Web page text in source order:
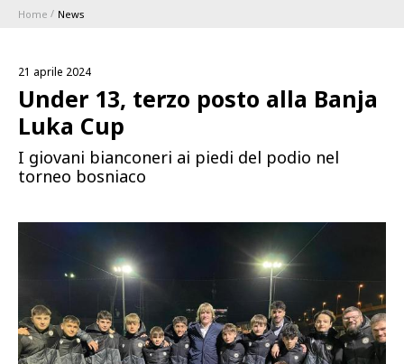
1896 MEMBERSHIP PROGRAM
Calendari e Risultati
BLUENERGY STADIUM
MEETING CENTER
SPONSOR
Home News
21 aprile 2024
Under 13, terzo posto alla Banja
Luka Cup
I giovani bianconeri ai piedi del podio nel
torneo bosniaco